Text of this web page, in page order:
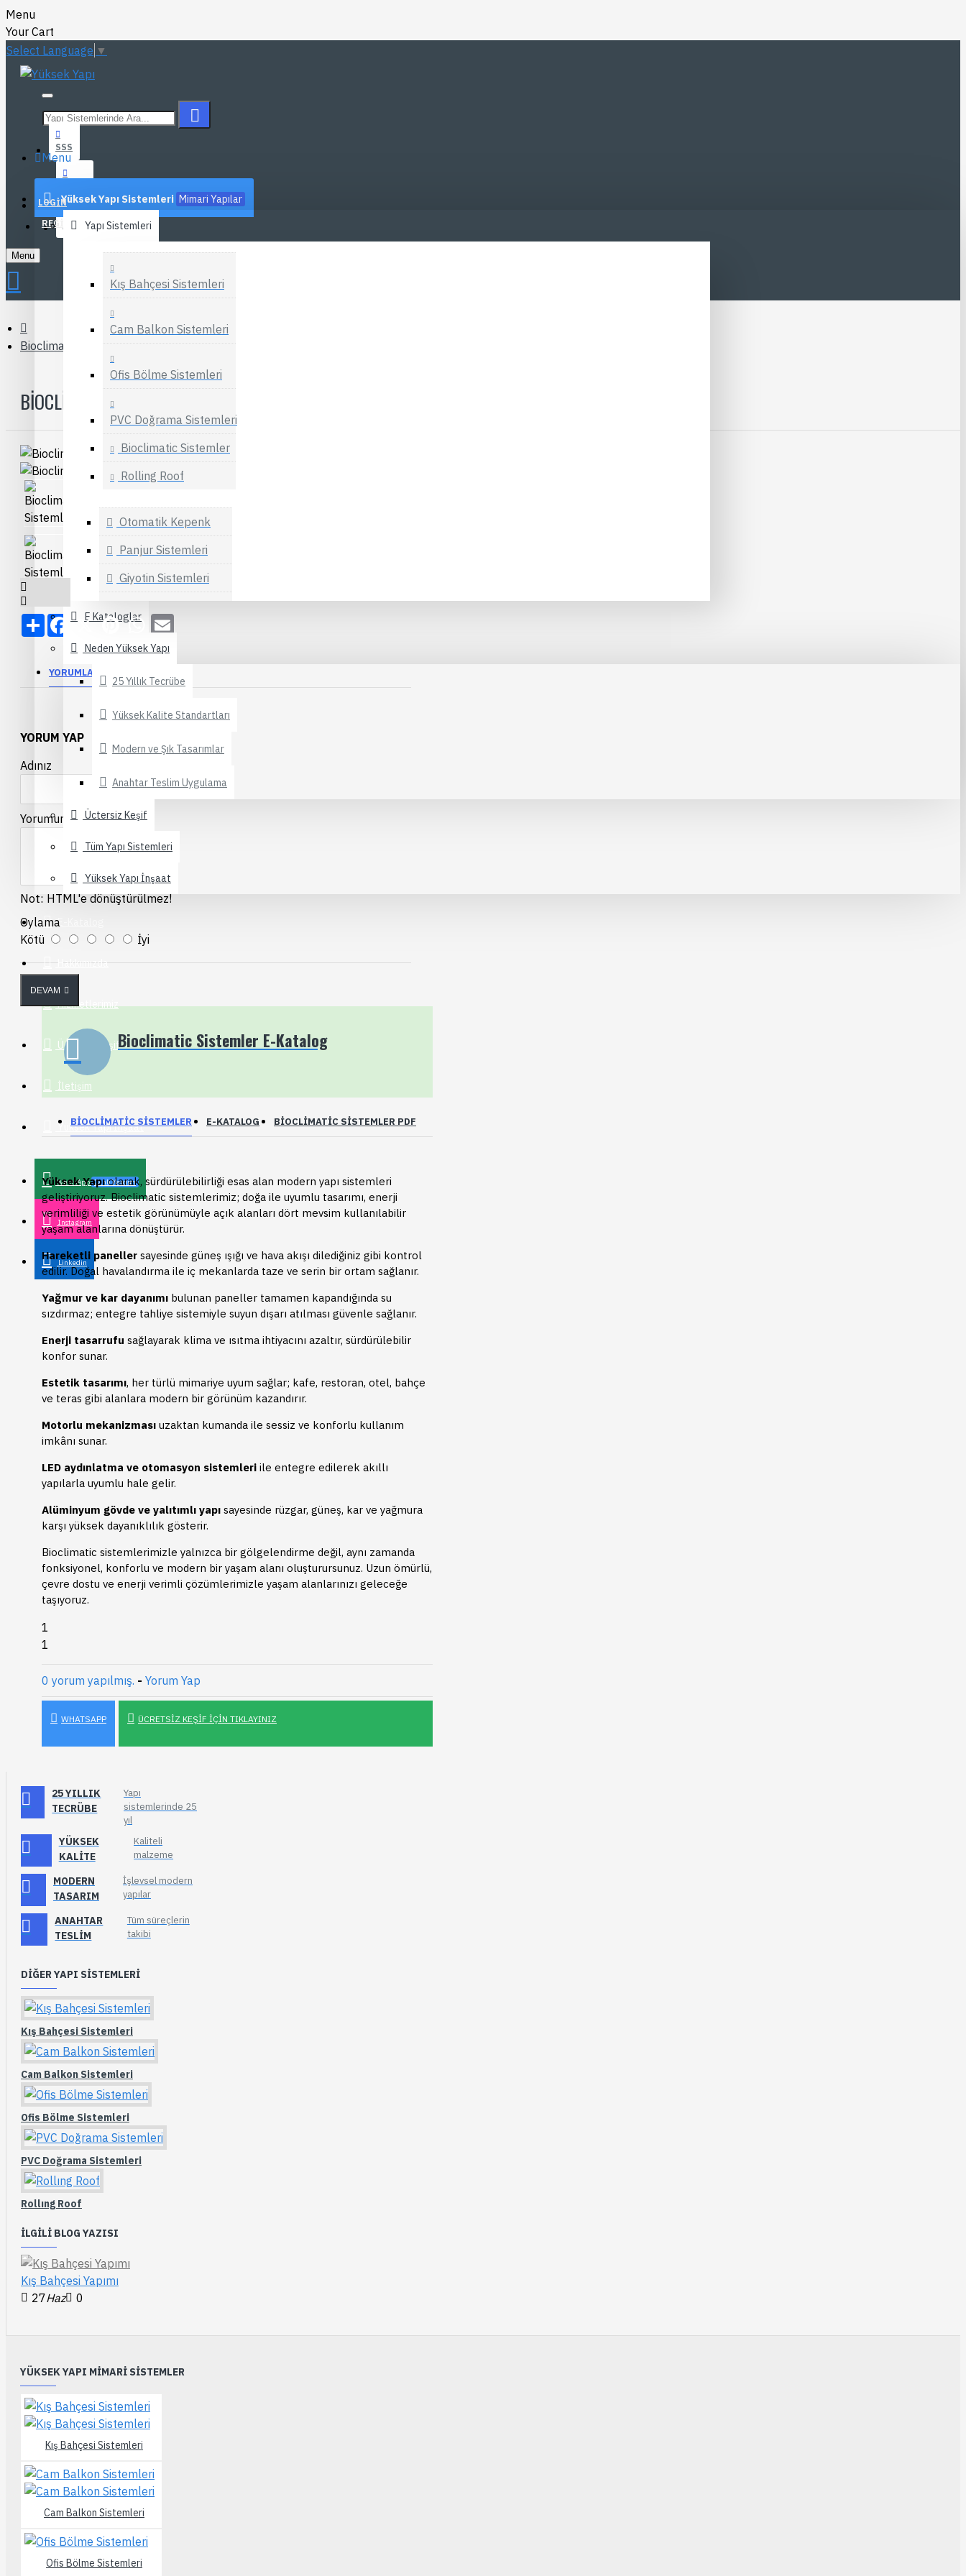
Menu
Your Cart
Select Language ▼
SSS
İLETIŞIM
Menu
Yüksek Yapı Sistemleri Mimari Yapılar
Yapı Sistemleri
Kış Bahçesi Sistemleri
Cam Balkon Sistemleri
Ofis Bölme Sistemleri
PVC Doğrama Sistemleri
Bioclimatic Sistemler
Rolling Roof
Otomatik Kepenk
Panjur Sistemleri
Giyotin Sistemleri
Alüminyum Doğrama
Pergola Sistemleri
Sineklik Sistemleri
Duşakabin Sistemleri
Alüminyum Küpeşte
Fotosel Kapı Sistemleri
Tente Sistemleri
E Kataloglar
Neden Yüksek Yapı
25 Yıllık Tecrübe
Yüksek Kalite Standartları
Modern ve Şık Tasarımlar
Anahtar Teslim Uygulama
Üctersiz Keşif
Tüm Yapı Sistemleri
Yüksek Yapı İnşaat
E-Katalog
Hakkımızda
Hizmetlerimiz
Üctersiz Keşif
İletişim
Yüksek Yapı İnşaat
WhatsApp Canlı Yardım
Instagram
Linkedin
LOGIN
REGISTER
Menu
Bioclimatic Sistemler
BIOCLIMATIC SISTEMLER
ShareFacebook
X PinterestWhatsApp
YORUMLAR
YORUM YAP
Adınız
Yorumunuz
Not: HTML'e dönüştürülmez!
Oylama
Kötü
İyi
DEVAM
Bioclimatic Sistemler E-Katalog
BIOCLIMATIC SISTEMLER E-KATALOG BIOCLIMATIC SISTEMLER PDF
Yüksek Yapıolarak, sürdürülebilirliği esas alan modern yapı sistemleri
geliştiriyoruz. Bioclimatic sistemlerimiz; doğa ile uyumlu tasarımı, enerji
verimliliği ve estetik görünümüyle açık alanları dört mevsim kullanılabilir
yaşam alanlarına dönüştürür.
Hareketli paneller sayesinde güneş ışığı ve hava akışı dilediğiniz gibi kontrol
edilir. Doğal havalandırma ile iç mekanlarda taze ve serin bir ortam sağlanır.
Yağmur ve kar dayanımı bulunan paneller tamamen kapandığında su
sızdırmaz; entegre tahliye sistemiyle suyun dışarı atılması güvenle sağlanır.
Enerji tasarrufu sağlayarak klima ve ısıtma ihtiyacını azaltır, sürdürülebilir
konfor sunar.
Estetik tasarımı, her türlü mimariye uyum sağlar; kafe, restoran, otel, bahçe
ve teras gibi alanlara modern bir görünüm kazandırır.
Motorlu mekanizması uzaktan kumanda ile sessiz ve konforlu kullanım
imkânı sunar.
LED aydınlatma ve otomasyon sistemleri ile entegre edilerek akıllı
yapılarla uyumlu hale gelir.
Alüminyum gövde ve yalıtımlı yapı sayesinde rüzgar, güneş, kar ve yağmura
karşı yüksek dayanıklılık gösterir.
Bioclimatic sistemlerimizle yalnızca bir gölgelendirme değil, aynı zamanda
fonksiyonel, konforlu ve modern bir yaşam alanı oluşturursunuz. Uzun ömürlü,
çevre dostu ve enerji verimli çözümlerimizle yaşam alanlarınızı geleceğe
taşıyoruz.
1
1
0 yorum yapılmış. - Yorum Yap
WHATSAPP ÜCRETSIZ KEŞIF İÇIN TIKLAYINIZ
25 YILLIK
TECRÜBE
Yapı
sistemlerinde 25
yıl
YÜKSEK
KALITE
Kaliteli
malzeme
MODERN
TASARIM
İşlevsel modern
yapılar
ANAHTAR
TESLIM
Tüm süreçlerin
takibi
DIĞER YAPI SISTEMLERI
Kış Bahçesi Sistemleri
Cam Balkon Sistemleri
Ofis Bölme Sistemleri
PVC Doğrama Sistemleri
Rollıng Roof
İLGILI BLOG YAZISI
Kış Bahçesi Yapımı
27Haz 0
YÜKSEK YAPI MIMARI SISTEMLER
Kış Bahçesi Sistemleri
Cam Balkon Sistemleri
Ofis Bölme Sistemleri